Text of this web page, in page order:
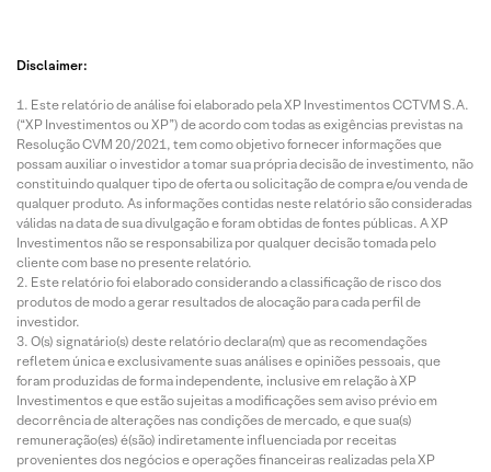
Disclaimer:
Este relatório de análise foi elaborado pela XP Investimentos CCTVM S.A.
(“XP Investimentos ou XP”) de acordo com todas as exigências previstas na
Resolução CVM 20/2021, tem como objetivo fornecer informações que
possam auxiliar o investidor a tomar sua própria decisão de investimento, não
constituindo qualquer tipo de oferta ou solicitação de compra e/ou venda de
qualquer produto. As informações contidas neste relatório são consideradas
válidas na data de sua divulgação e foram obtidas de fontes públicas. A XP
Investimentos não se responsabiliza por qualquer decisão tomada pelo
cliente com base no presente relatório.
Este relatório foi elaborado considerando a classificação de risco dos
produtos de modo a gerar resultados de alocação para cada perfil de
investidor.
O(s) signatário(s) deste relatório declara(m) que as recomendações
refletem única e exclusivamente suas análises e opiniões pessoais, que
foram produzidas de forma independente, inclusive em relação à XP
Investimentos e que estão sujeitas a modificações sem aviso prévio em
decorrência de alterações nas condições de mercado, e que sua(s)
remuneração(es) é(são) indiretamente influenciada por receitas
provenientes dos negócios e operações financeiras realizadas pela XP